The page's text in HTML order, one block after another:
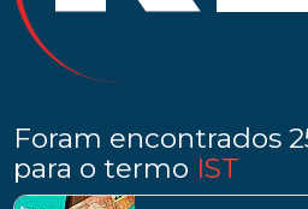
Foram encontrados
para o termo IST